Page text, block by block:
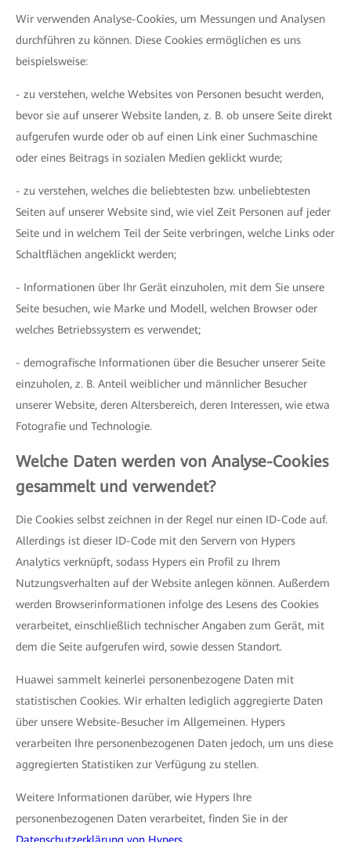
Wir verwenden Analyse-Cookies, um Messungen und Analysen
durchführen zu können. Diese Cookies ermöglichen es uns
beispielsweise:
- zu verstehen, welche Websites von Personen besucht werden,
bevor sie auf unserer Website landen, z. B. ob unsere Seite direkt
aufgerufen wurde oder ob auf einen Link einer Suchmaschine
oder eines Beitrags in sozialen Medien geklickt wurde;
- zu verstehen, welches die beliebtesten bzw. unbeliebtesten
Seiten auf unserer Website sind, wie viel Zeit Personen auf jeder
Seite und in welchem Teil der Seite verbringen, welche Links oder
Schaltflächen angeklickt werden;
- Informationen über Ihr Gerät einzuholen, mit dem Sie unsere
Seite besuchen, wie Marke und Modell, welchen Browser oder
welches Betriebssystem es verwendet;
- demografische Informationen über die Besucher unserer Seite
einzuholen, z. B. Anteil weiblicher und männlicher Besucher
unserer Website, deren Altersbereich, deren Interessen, wie etwa
Fotografie und Technologie.
Welche Daten werden von Analyse-Cookies
gesammelt und verwendet?
Die Cookies selbst zeichnen in der Regel nur einen ID-Code auf.
Allerdings ist dieser ID-Code mit den Servern von Hypers
Analytics verknüpft, sodass Hypers ein Profil zu Ihrem
Nutzungsverhalten auf der Website anlegen können. Außerdem
werden Browserinformationen infolge des Lesens des Cookies
verarbeitet, einschließlich technischer Angaben zum Gerät, mit
dem die Seite aufgerufen wird, sowie dessen Standort.
Huawei sammelt keinerlei personenbezogene Daten mit
statistischen Cookies. Wir erhalten lediglich aggregierte Daten
über unsere Website-Besucher im Allgemeinen. Hypers
verarbeiten Ihre personenbezogenen Daten jedoch, um uns diese
aggregierten Statistiken zur Verfügung zu stellen.
Weitere Informationen darüber, wie Hypers Ihre
personenbezogenen Daten verarbeitet, finden Sie in der